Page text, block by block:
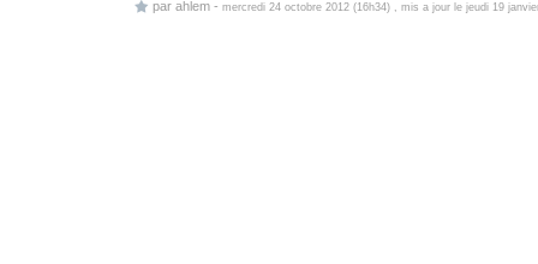
par ahlem - mercredi 24 octobre 2012 (16h34) , mis a jour le jeudi 19